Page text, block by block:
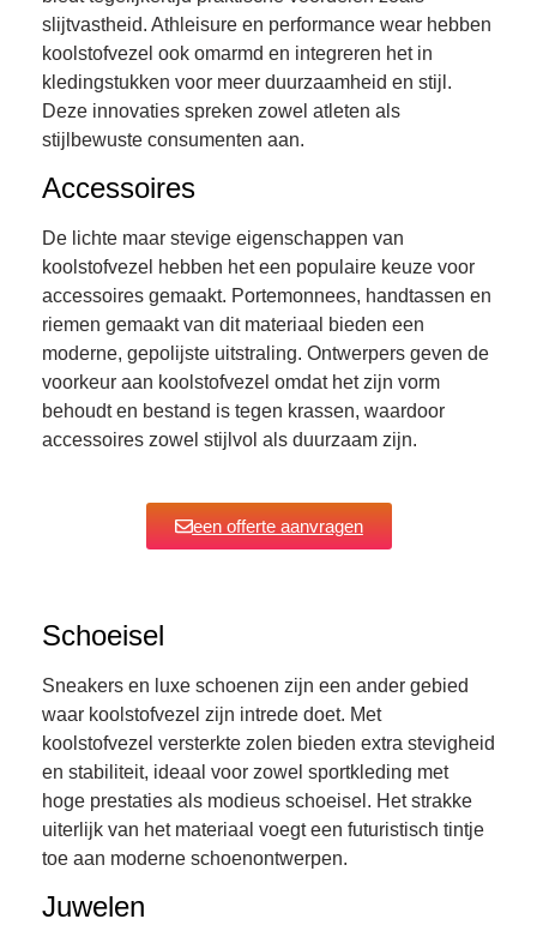
slijtvastheid. Athleisure en performance wear hebben
koolstofvezel ook omarmd en integreren het in
kledingstukken voor meer duurzaamheid en stijl.
Deze innovaties spreken zowel atleten als
stijlbewuste consumenten aan.
Accessoires
De lichte maar stevige eigenschappen van
koolstofvezel hebben het een populaire keuze voor
accessoires gemaakt. Portemonnees, handtassen en
riemen gemaakt van dit materiaal bieden een
moderne, gepolijste uitstraling. Ontwerpers geven de
voorkeur aan koolstofvezel omdat het zijn vorm
behoudt en bestand is tegen krassen, waardoor
accessoires zowel stijlvol als duurzaam zijn.
een offerte aanvragen
Schoeisel
Sneakers en luxe schoenen zijn een ander gebied
waar koolstofvezel zijn intrede doet. Met
koolstofvezel versterkte zolen bieden extra stevigheid
en stabiliteit, ideaal voor zowel sportkleding met
hoge prestaties als modieus schoeisel. Het strakke
uiterlijk van het materiaal voegt een futuristisch tintje
toe aan moderne schoenontwerpen.
Juwelen